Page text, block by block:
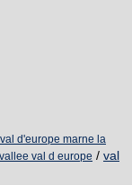
d'europe marne la
val d europe / val